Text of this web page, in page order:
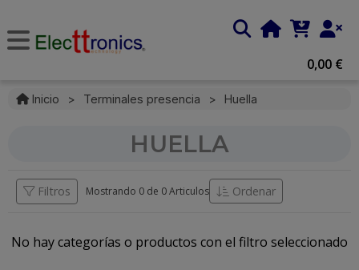
0,00 €
Inicio > Terminales presencia > Huella
HUELLA
Filtros Mostrando 0 de 0 Articulos Ordenar
No hay categorías o productos con el filtro seleccionado